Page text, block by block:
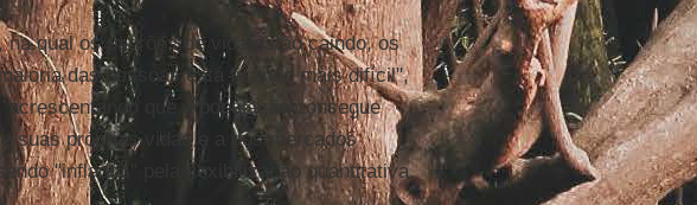
qual os padrões de vida estão caindo, os
das pessoas está ficando mais difícil",
, acrescentando que a população consegue
suas próprias vidas e a dos mercados
"inflados" pela flexibilização quantitativa.